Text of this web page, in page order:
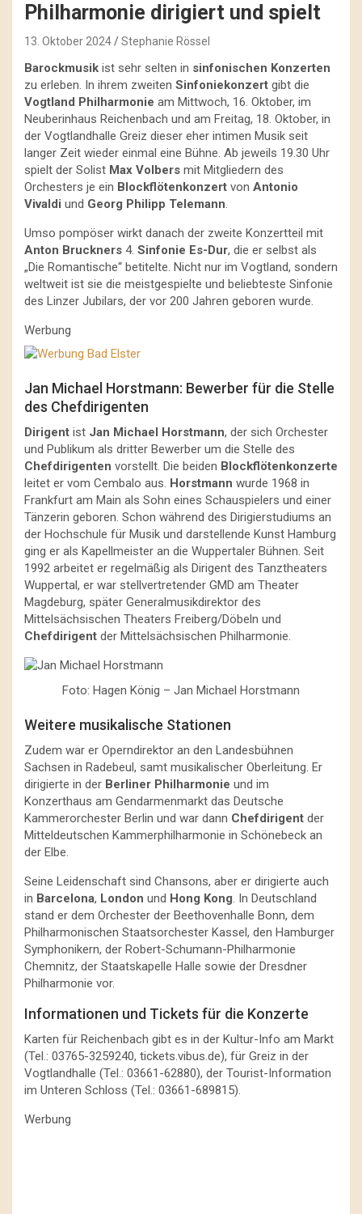
Philharmonie dirigiert und spielt
13. Oktober 2024 Stephanie Rössel
Barockmusik ist sehr selten in sinfonischen Konzerten
zu erleben. In ihrem zweiten Sinfoniekonzert gibt die
Vogtland Philharmonie am Mittwoch, 16. Oktober, im
Neuberinhaus Reichenbach und am Freitag, 18. Oktober, in
der Vogtlandhalle Greiz dieser eher intimen Musik seit
langer Zeit wieder einmal eine Bühne. Ab jeweils 19.30 Uhr
spielt der Solist Max Volbers mit Mitgliedern des
Orchesters je ein Blockflötenkonzert von Antonio
Vivaldi und Georg Philipp Telemann.
Umso pompöser wirkt danach der zweite Konzertteil mit
Anton Bruckners 4. Sinfonie Es-Dur, die er selbst als
„Die Romantische“ betitelte. Nicht nur im Vogtland, sondern
weltweit ist sie die meistgespielte und beliebteste Sinfonie
des Linzer Jubilars, der vor 200 Jahren geboren wurde.
Werbung
Jan Michael Horstmann: Bewerber für die Stelle
des Chefdirigenten
Dirigent ist Jan Michael Horstmann, der sich Orchester
und Publikum als dritter Bewerber um die Stelle des
Chefdirigenten vorstellt. Die beiden Blockflötenkonzerte
leitet er vom Cembalo aus. Horstmann wurde 1968 in
Frankfurt am Main als Sohn eines Schauspielers und einer
Tänzerin geboren. Schon während des Dirigierstudiums an
der Hochschule für Musik und darstellende Kunst Hamburg
ging er als Kapellmeister an die Wuppertaler Bühnen. Seit
1992 arbeitet er regelmäßig als Dirigent des Tanztheaters
Wuppertal, er war stellvertretender GMD am Theater
Magdeburg, später Generalmusikdirektor des
Mittelsächsischen Theaters Freiberg/Döbeln und
Chefdirigent der Mittelsächsischen Philharmonie.
Foto: Hagen König – Jan Michael Horstmann
Weitere musikalische Stationen
Zudem war er Operndirektor an den Landesbühnen
Sachsen in Radebeul, samt musikalischer Oberleitung. Er
dirigierte in der Berliner Philharmonie und im
Konzerthaus am Gendarmenmarkt das Deutsche
Kammerorchester Berlin und war dann Chefdirigent der
Mitteldeutschen Kammerphilharmonie in Schönebeck an
der Elbe.
Seine Leidenschaft sind Chansons, aber er dirigierte auch
in Barcelona, London und Hong Kong. In Deutschland
stand er dem Orchester der Beethovenhalle Bonn, dem
Philharmonischen Staatsorchester Kassel, den Hamburger
Symphonikern, der Robert-Schumann-Philharmonie
Chemnitz, der Staatskapelle Halle sowie der Dresdner
Philharmonie vor.
Informationen und Tickets für die Konzerte
Karten für Reichenbach gibt es in der Kultur-Info am Markt
(Tel.: 03765-3259240, tickets.vibus.de), für Greiz in der
Vogtlandhalle (Tel.: 03661-62880), der Tourist-Information
im Unteren Schloss (Tel.: 03661-689815).
Werbung